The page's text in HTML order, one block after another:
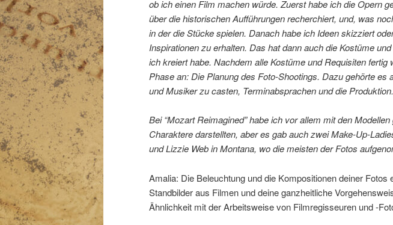
ob ich einen Film machen würde. Zuerst habe ich die Opern
über die historischen Aufführungen recherchiert, und, was
in der die Stücke spielen. Danach habe ich Ideen skizziert
Inspirationen zu erhalten. Das hat dann auch die Kostüme
ich kreiert habe. Nachdem alle Kostüme und Requisiten fertig
Phase an: Die Planung des Foto-Shootings. Dazu gehörte es
und Musiker zu casten, Terminabsprachen und die Produktion.
Bei “Mozart Reimagined” habe ich vor allem mit den
Charaktere darstellten, aber es gab auch zwei Make-Up-
und Lizzie Web in Montana, wo die meisten der Fotos
Amalia: Die Beleuchtung und die Kompositionen deiner Fotos
Standbilder aus Filmen und deine ganzheitliche
Ähnlichkeit mit der Arbeitsweise von Filmregisseuren und -